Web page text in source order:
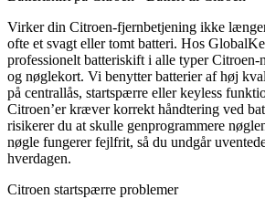
Virker din Citroen-fjernbetjening ikke
ofte et svagt eller tomt batteri. Hos
professionelt batteriskift i alle typer Citroen-
og nøglekort. Vi benytter batterier af høj
på centrallås, startspærre eller keyless
Citroen’er kræver korrekt håndtering ved
risikerer du at skulle genprogrammere
nøgle fungerer fejlfrit, så du undgår
hverdagen.
Citroen startspærre problemer